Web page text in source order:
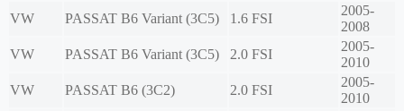
VW
PASSAT B6 Variant (3C5) 1.6 FSI
2005-
2008
VW
PASSAT B6 Variant (3C5) 2.0 FSI
2005-
2010
VW
PASSAT B6 (3C2) 2.0 FSI
2005-
2010